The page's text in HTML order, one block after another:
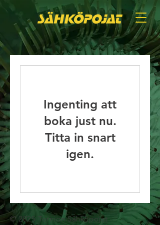
Ingenting att
boka just nu.
Titta in snart
igen.
© 2025 Tornion Sähköpojat